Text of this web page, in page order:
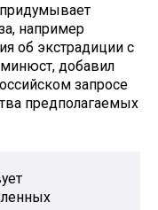
например
об экстрадиции с
добавил
запросе
предполагаемых